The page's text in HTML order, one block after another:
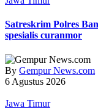
Satreskrim Polres
spesialis curanmor
By Gempur News.com
6 Agustus 2026
Jawa Timur